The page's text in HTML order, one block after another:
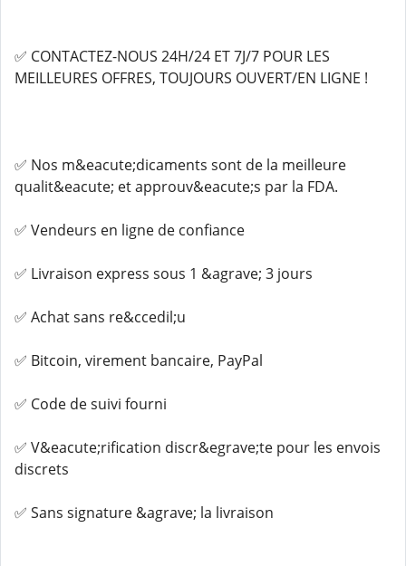
✅ CONTACTEZ-NOUS 24H/24 ET 7J/7 POUR LES
MEILLEURES OFFRES, TOUJOURS OUVERT/EN LIGNE !
✅ Nos m&eacute;dicaments sont de la meilleure
qualit&eacute; et approuv&eacute;s par la FDA.
✅ Vendeurs en ligne de confiance
✅ Livraison express sous 1 &agrave; 3 jours
✅ Achat sans re&ccedil;u
✅ Bitcoin, virement bancaire, PayPal
✅ Code de suivi fourni
✅ V&eacute;rification discr&egrave;te pour les envois
discrets
✅ Sans signature &agrave; la livraison